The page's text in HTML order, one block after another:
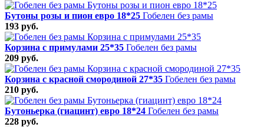
Бутоны розы и пион евро 18*25 Гобелен без рамы
193 руб.
Корзина с примулами 25*35 Гобелен без рамы
209 руб.
Корзина с красной смородиной 27*35 Гобелен без рамы
210 руб.
Бутоньерка (гиацинт) евро 18*24 Гобелен без рамы
228 руб.